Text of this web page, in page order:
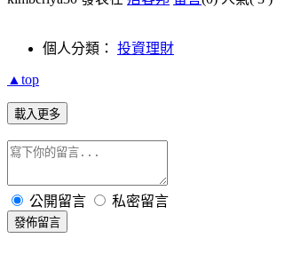
個人分類： 投資理財
▲top
載入更多
公開留言 私密留言
發佈留言